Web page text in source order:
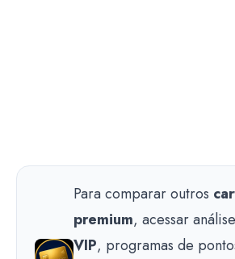
Para comparar outros
premium, acessar
VIP, programas de